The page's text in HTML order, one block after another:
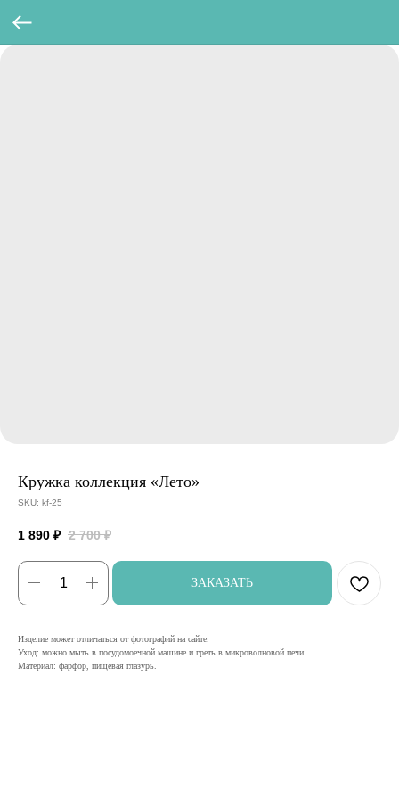
Кружка коллекция «Лето»
SKU: kf-25
1 890 ₽ 2 700 ₽
ЗАКАЗАТЬ
Изделие может отличаться от фотографий на сайте.
Уход: можно мыть в посудомоечной машине и греть в микроволновой печи.
Материал: фарфор, пищевая глазурь.